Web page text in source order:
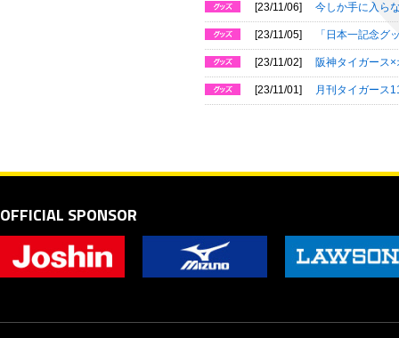
[23/11/06] 今しか手に入ら
[23/11/05] 「日本一記念グ
[23/11/02] 阪神タイガース
[23/11/01] 月刊タイガース
OFFICIAL SPONSOR